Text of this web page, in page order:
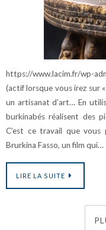
https://www.lacim.fr/wp-
(actif lorsque vous irez sur
un artisanat d’art… En
burkinabés réalisent des
C’est ce travail que vous
Brurkina Fasso, un film qui…
LIRE LA SUITE